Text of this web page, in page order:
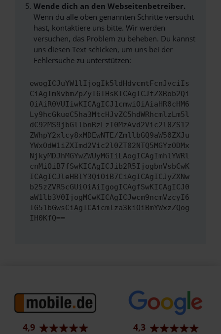
Wende dich an den Webseitenbetreiber.
Wenn du alle oben genannten Schritte versucht
hast, kontaktiere uns bitte. Wir werden
versuchen, das Problem zu beheben. Du kannst
uns diesen Text schicken, um uns bei der
Fehlersuche zu unterstützen:
ewogICJuYW1lIjogIk5ldHdvcmtFcnJvciIs
CiAgImNvbmZpZyI6IHsKICAgICJtZXRob2Qi
OiAiR0VUIiwKICAgICJ1cmwiOiAiaHR0cHM6
Ly9hcGkueC5ha3MtcHJvZC5hdWRhcmlzLm5l
dC92MS9jbGllbnRzLzI0MzAvd2Vic2l0ZS12
ZWhpY2xlcy8xMDEwNTE/ZmllbGQ9aW50ZXJu
YWxOdW1iZXImd2Vic2l0ZT02NTQ5MGYzODMx
NjkyMDJhMGYwZWUyMGIiLAogICAgImhlYWRl
cnMiOiB7fSwKICAgICJib2R5IjogbnVsbCwK
ICAgICJleHBlY3QiOiB7CiAgICAgICJyZXNw
b25zZVR5cGUiOiAiIgogICAgfSwKICAgICJ0
aW1lb3V0IjogMCwKICAgICJwcm9ncmVzcyI6
IG51bGwsCiAgICAicmlza3kiOiBmYWxzZQog
IH0KfQ==
4,9 4,3